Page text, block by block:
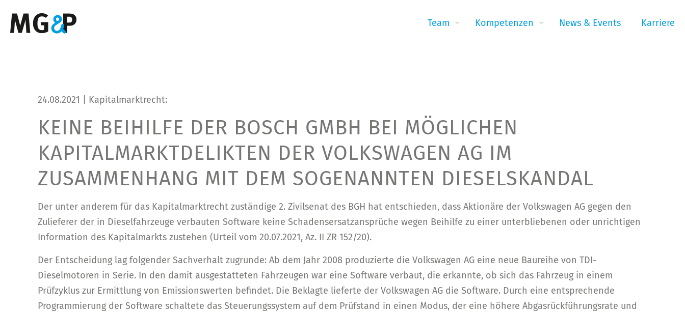
Team Kompetenzen News & Events Karriere
24.08.2021 | Kapitalmarktrecht:
KEINE BEIHILFE DER BOSCH GMBH BEI MÖGLICHEN
KAPITALMARKTDELIKTEN DER VOLKSWAGEN AG IM
ZUSAMMENHANG MIT DEM SOGENANNTEN DIESELSKANDAL
Der unter anderem für das Kapitalmarktrecht zuständige 2. Zivilsenat des BGH hat entschieden, dass Aktionäre der Volkswagen AG gegen den
Zulieferer der in Dieselfahrzeuge verbauten Software keine Schadensersatzansprüche wegen Beihilfe zu einer unterbliebenen oder unrichtigen
Information des Kapitalmarkts zustehen (Urteil vom 20.07.2021, Az. II ZR 152/20).
Der Entscheidung lag folgender Sachverhalt zugrunde: Ab dem Jahr 2008 produzierte die Volkswagen AG eine neue Baureihe von TDI-
Dieselmotoren in Serie. In den damit ausgestatteten Fahrzeugen war eine Software verbaut, die erkannte, ob sich das Fahrzeug in einem
Prüfzyklus zur Ermittlung von Emissionswerten befindet. Die Beklagte lieferte der Volkswagen AG die Software. Durch eine entsprechende
Programmierung der Software schaltete das Steuerungssystem auf dem Prüfstand in einen Modus, der eine höhere Abgasrückführungsrate und